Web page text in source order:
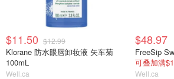
$11.50 $12.99
Klorane 防水眼唇卸妆液 矢车菊
100mL
Well.ca
$48.97
FreeSip
可叠加满
Well.ca